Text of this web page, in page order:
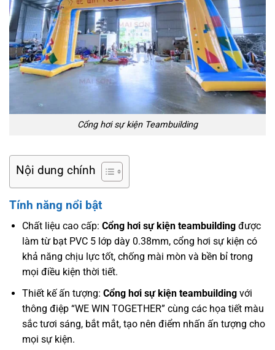
Cổng hơi sự kiện Teambuilding
Nội dung chính
Tính năng nổi bật
Chất liệu cao cấp: Cổng hơi sự kiện teambuildingđược
làm từ bạt PVC 5 lớp dày 0.38mm, cổng hơi sự kiện có
khả năng chịu lực tốt, chống mài mòn và bền bỉ trong
mọi điều kiện thời tiết.
Thiết kế ấn tượng: Cổng hơi sự kiện teambuildingvới
thông điệp “WE WIN TOGETHER” cùng các họa tiết màu
sắc tươi sáng, bắt mắt, tạo nên điểm nhấn ấn tượng cho
mọi sự kiện.